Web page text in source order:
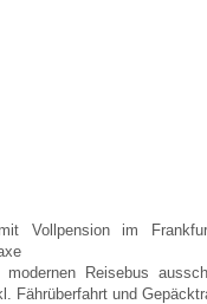
Vollpension im
Reisebus
Fährüberfahrt und